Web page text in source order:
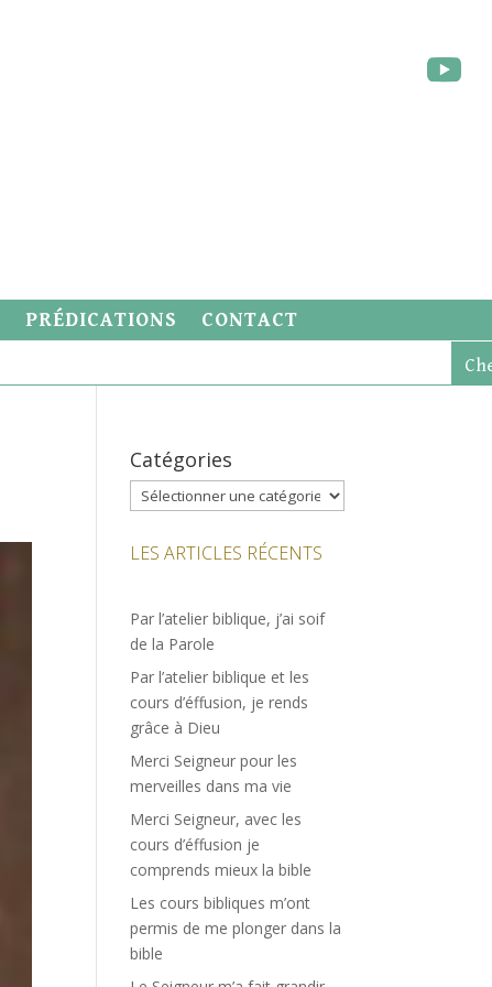
PRÉDICATIONS CONTACT
Catégories
Catégories
LES ARTICLES RÉCENTS
Par l’atelier biblique, j’ai soif
de la Parole
Par l’atelier biblique et les
cours d’éffusion, je rends
grâce à Dieu
Merci Seigneur pour les
merveilles dans ma vie
Merci Seigneur, avec les
cours d’éffusion je
comprends mieux la bible
Les cours bibliques m’ont
permis de me plonger dans la
bible